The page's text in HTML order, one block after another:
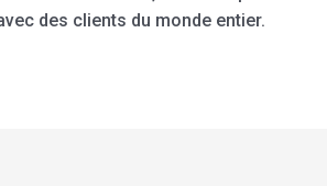
des clients du monde entier.